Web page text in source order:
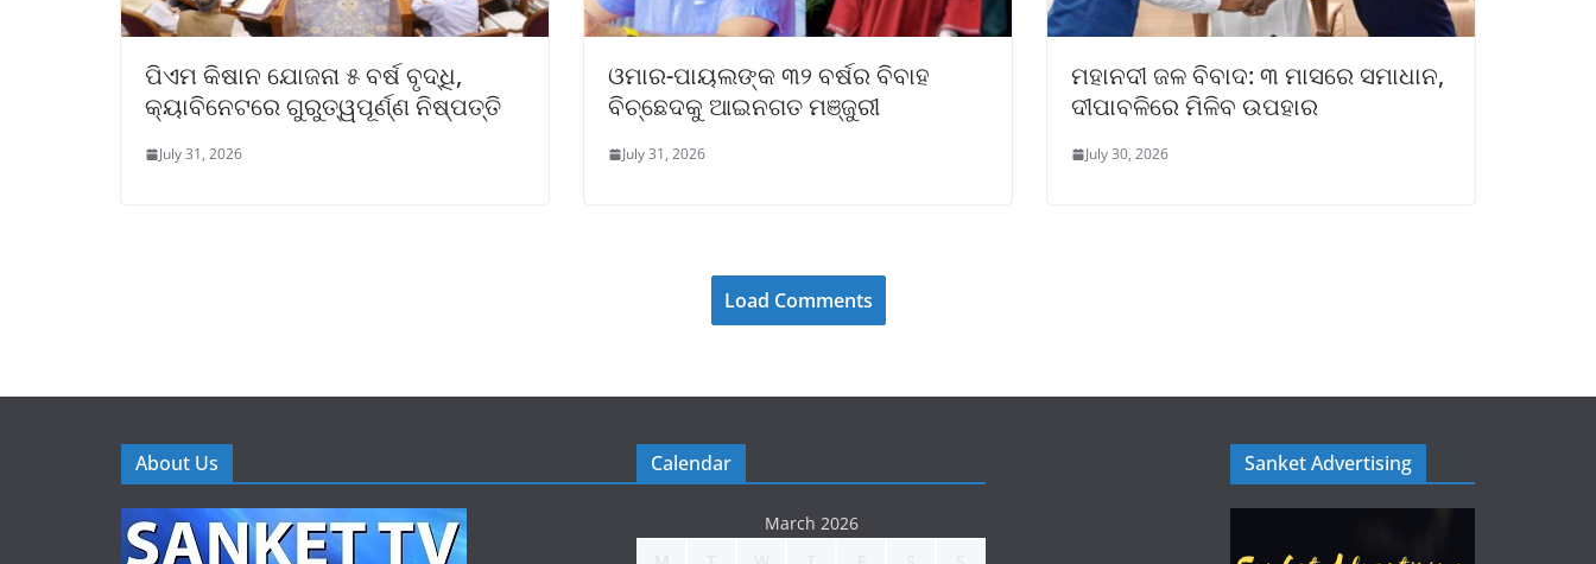
ପିଏମ କିଷାନ ଯୋଜନା ୫ ବର୍ଷ ବୃଦ୍ଧି,
କ୍ୟାବିନେଟରେ ଗୁରୁତ୍ୱପୂର୍ଣ୍ଣ ନିଷ୍ପତ୍ତି
July 31, 2026
ଓମାର-ପାୟଲଙ୍କ ୩୨ ବର୍ଷର ବିବାହ
ବିଚ୍ଛେଦକୁ ଆଇନଗତ ମଞ୍ଜୁରୀ
July 31, 2026
ମହାନଦୀ ଜଳ ବିବାଦ: ୩ ମାସରେ ସମାଧାନ,
ଦୀପାବଳିରେ ମିଳିବ ଉପହାର
July 30, 2026
Load Comments
About Us Calendar
March 2026
Sanket Advertising